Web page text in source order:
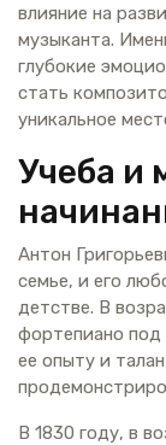
влияние на
музыканта.
глубокие
стать
уникальное
Учеба и
Антон
семье, и его
детстве. В
фортепиано под
ее опыту и
В 1830 году, в